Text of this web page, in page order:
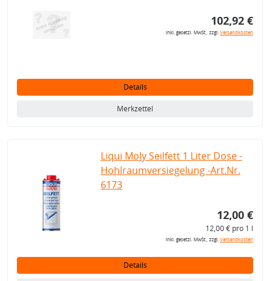
102,92 €
inkl. gesetzl. MwSt., zzgl.Versandkosten
Details
Merkzettel
Liqui Moly Seilfett 1 Liter Dose -
Hohlraumversiegelung -Art.Nr.
6173
12,00 €
12,00 € pro 1 l
inkl. gesetzl. MwSt., zzgl.Versandkosten
Details